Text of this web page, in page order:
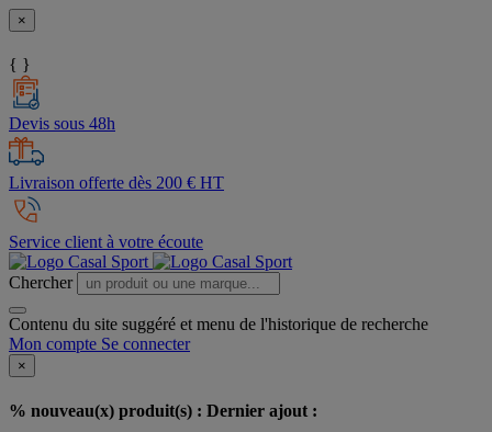
×
{ }
Devis sous 48h
Livraison offerte dès 200 € HT
Service client à votre écoute
Chercher
Contenu du site suggéré et menu de l'historique de recherche
Mon compte Se connecter
×
% nouveau(x) produit(s) : Dernier ajout :